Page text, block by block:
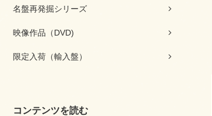
名盤再発掘シリーズ
映像作品（DVD)
限定入荷（輸入盤）
コンテンツを読む